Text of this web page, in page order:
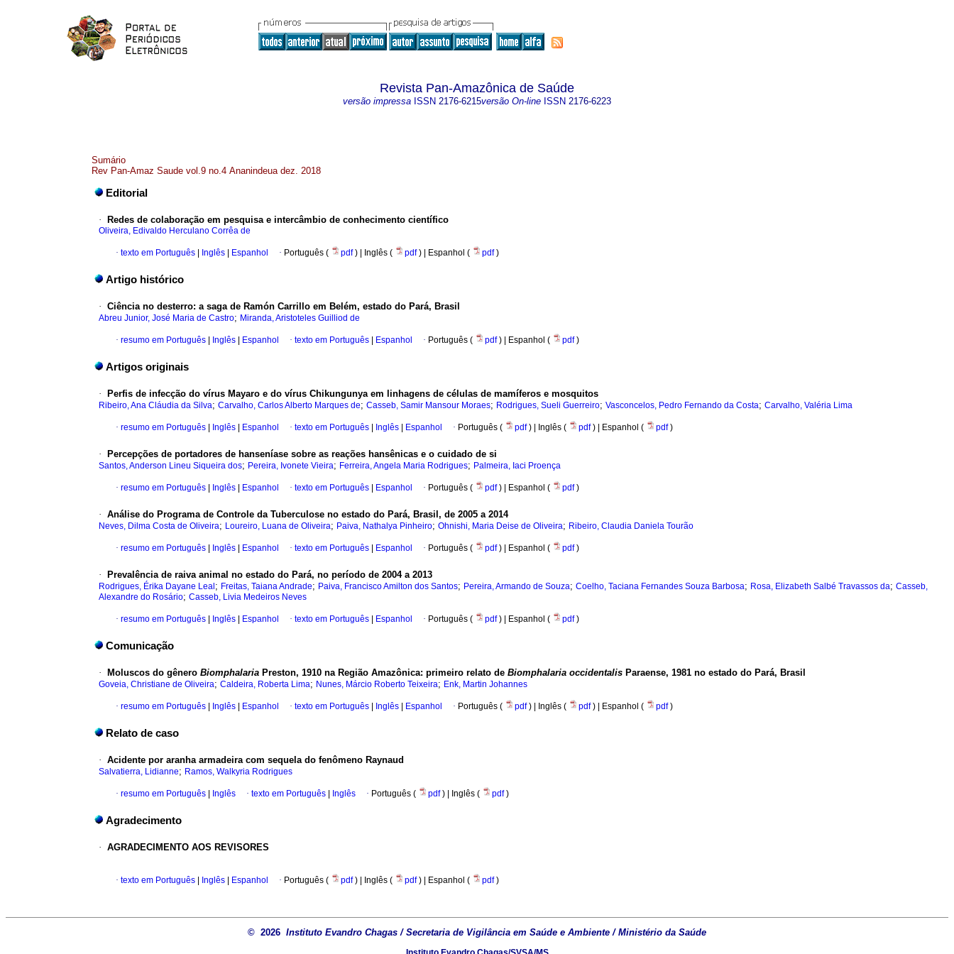
Revista Pan-Amazônica de Saúde
versão impressa ISSN 2176-6215versão On-line ISSN 2176-6223
Sumário
Rev Pan-Amaz Saude vol.9 no.4 Ananindeua dez. 2018
Editorial
· Redes de colaboração em pesquisa e intercâmbio de conhecimento científico
Oliveira, Edivaldo Herculano Corrêa de
· texto em Português Inglês Espanhol · Português ( pdf) | Inglês ( pdf) | Espanhol ( pdf)
Artigo histórico
· Ciência no desterro: a saga de Ramón Carrillo em Belém, estado do Pará, Brasil
Abreu Junior, José Maria de Castro; Miranda, Aristoteles Guilliod de
· resumo em Português Inglês Espanhol · texto em Português Espanhol · Português ( pdf) | Espanhol ( pdf)
Artigos originais
· Perfis de infecção do vírus Mayaro e do vírus Chikungunya em linhagens de células de mamíferos e mosquitos
Ribeiro, Ana Cláudia da Silva; Carvalho, Carlos Alberto Marques de; Casseb, Samir Mansour Moraes; Rodrigues, Sueli Guerreiro; Vasconcelos, Pedro Fernando da Costa; Carvalho, Valéria Lima
· resumo em Português Inglês Espanhol · texto em Português Inglês Espanhol · Português ( pdf) | Inglês ( pdf) | Espanhol ( pdf)
· Percepções de portadores de hanseníase sobre as reações hansênicas e o cuidado de si
Santos, Anderson Lineu Siqueira dos; Pereira, Ivonete Vieira; Ferreira, Angela Maria Rodrigues; Palmeira, Iaci Proença
· resumo em Português Inglês Espanhol · texto em Português Espanhol · Português ( pdf) | Espanhol ( pdf)
· Análise do Programa de Controle da Tuberculose no estado do Pará, Brasil, de 2005 a 2014
Neves, Dilma Costa de Oliveira; Loureiro, Luana de Oliveira; Paiva, Nathalya Pinheiro; Ohnishi, Maria Deise de Oliveira; Ribeiro, Claudia Daniela Tourão
· resumo em Português Inglês Espanhol · texto em Português Espanhol · Português ( pdf) | Espanhol ( pdf)
· Prevalência de raiva animal no estado do Pará, no período de 2004 a 2013
Rodrigues, Érika Dayane Leal ; Freitas, Taiana Andrade; Paiva, Francisco Amilton dos Santos; Pereira, Armando de Souza; Coelho, Taciana Fernandes Souza Barbosa; Rosa, Elizabeth Salbé Travassos da; Casseb,
Alexandre do Rosário; Casseb, Livia Medeiros Neves
· resumo em Português Inglês Espanhol · texto em Português Espanhol · Português ( pdf) | Espanhol ( pdf)
Comunicação
· Moluscos do gênero Biomphalaria Preston, 1910 na Região Amazônica: primeiro relato de Biomphalaria occidentalis Paraense, 1981 no estado do Pará, Brasil
Goveia, Christiane de Oliveira; Caldeira, Roberta Lima; Nunes, Márcio Roberto Teixeira; Enk, Martin Johannes
· resumo em Português Inglês Espanhol · texto em Português Inglês Espanhol · Português ( pdf) | Inglês ( pdf) | Espanhol ( pdf)
Relato de caso
· Acidente por aranha armadeira com sequela do fenômeno Raynaud
Salvatierra, Lidianne; Ramos, Walkyria Rodrigues
· resumo em Português Inglês · texto em Português Inglês · Português ( pdf) | Inglês ( pdf)
Agradecimento
· AGRADECIMENTO AOS REVISORES
· texto em Português Inglês Espanhol · Português ( pdf) | Inglês ( pdf) | Espanhol ( pdf)
© 2026 Instituto Evandro Chagas / Secretaria de Vigilância em Saúde e Ambiente / Ministério da Saúde